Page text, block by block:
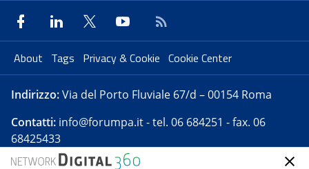
About Tags Privacy & Cookie Cookie Center
Indirizzo:Via del Porto Fluviale 67/d – 00154 Roma
Contatti: info@forumpa.it- tel. 06 684251 - fax. 06
68425433